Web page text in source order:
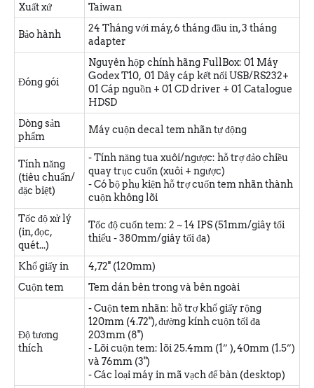
Xuất xứ
Taiwan
Bảo hành
24 Tháng với máy, 6 tháng đầu in, 3 tháng
adapter
Đóng gói
Nguyên hộp chính hãng FullBox: 01 Máy
Godex T10, 01 Dây cáp kết nối USB/RS232+
01 Cáp nguồn + 01 CD driver + 01 Catalogue
HDSD
Dòng sản
phẩm
Máy cuộn decal tem nhãn tự động
Tính năng
(tiêu chuẩn/
đặc biệt)
- Tính năng tua xuôi/ngược: hỗ trợ đảo chiều
quay trục cuốn (xuôi + ngược)
- Có bộ phụ kiện hỗ trợ cuốn tem nhãn thành
cuộn không lõi
Tốc độ xử lý
(in, đọc,
quét...)
Tốc độ cuốn tem: 2 ~ 14 IPS (51mm/giây tối
thiểu - 380mm/giây tối đa)
Khổ giấy in 4,72'' (120mm)
Cuộn tem
Tem dán bên trong và bên ngoài
Độ tương
thích
- Cuộn tem nhãn: hỗ trợ khổ giấy rộng
120mm (4.72"), đường kính cuộn tối đa
203mm (8")
- Lõi cuộn tem: lõi 25.4mm (1” ), 40mm (1.5”)
và 76mm (3")
- Các loại máy in mã vạch để bàn (desktop)